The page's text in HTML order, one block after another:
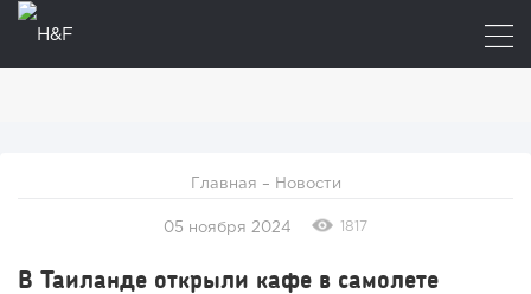
Главная – Новости
05 ноября 2024 1817
В Таиланде открыли кафе в самолете